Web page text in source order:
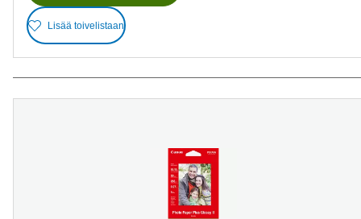
Lisää toivelistaan